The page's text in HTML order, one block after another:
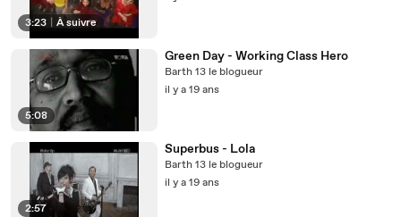
3:23 À suivre
5:08
Green Day - Working Class Hero
Barth 13 le blogueur
il y a 19 ans
2:57
Superbus - Lola
Barth 13 le blogueur
il y a 19 ans